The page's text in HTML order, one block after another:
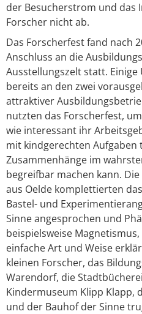
der Besucherstrom und das
Forscher nicht ab.
Das Forscherfest fand nach
Anschluss an die
Ausstellungszelt statt.
bereits an den zwei
attraktiver
nutzten das Forscherfest,
wie interessant ihr
mit kindgerechten Aufgaben
Zusammenhänge im
begreifbar machen kann.
aus Oelde komplettierten
Bastel- und
Sinne angesprochen und
beispielsweise
einfache Art und Weise
kleinen Forscher, das
Warendorf, die
Kindermuseum Klipp Klapp,
und der Bauhof der Sinne